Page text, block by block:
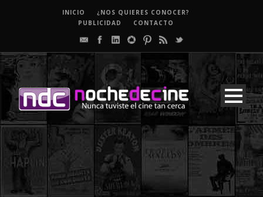
INICIO
¿NOS QUIERES CONOCER?
PUBLICIDAD
CONTACTO